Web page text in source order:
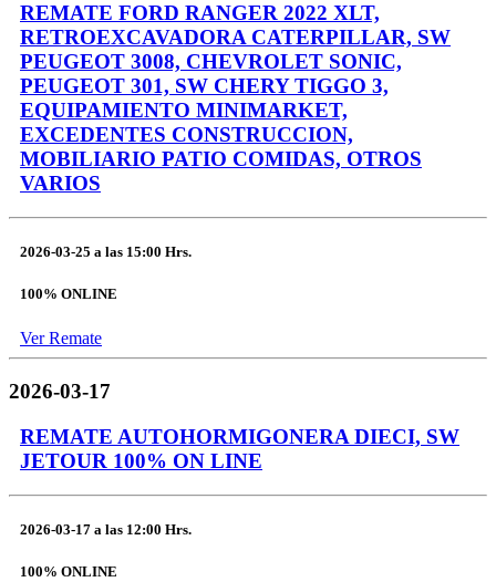
REMATE FORD RANGER 2022 XLT,
RETROEXCAVADORA CATERPILLAR, SW
PEUGEOT 3008, CHEVROLET SONIC,
PEUGEOT 301, SW CHERY TIGGO 3,
EQUIPAMIENTO MINIMARKET,
EXCEDENTES CONSTRUCCION,
MOBILIARIO PATIO COMIDAS, OTROS
VARIOS
2026-03-25 a las 15:00 Hrs.
100% ONLINE
Ver Remate
2026-03-17
REMATE AUTOHORMIGONERA DIECI, SW
JETOUR 100% ON LINE
2026-03-17 a las 12:00 Hrs.
100% ONLINE